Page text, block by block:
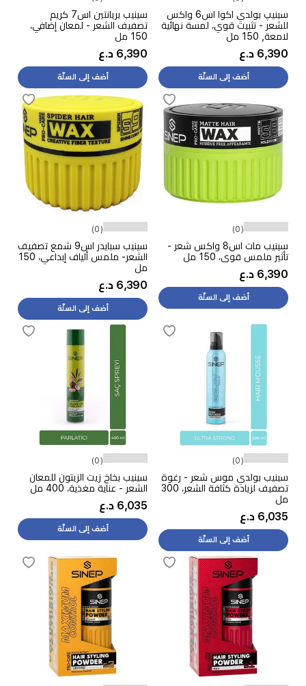
سينيپ بولدي اكوا اس6 واكس
للشعر - تثبيت قوي، لمسة نهائية
لامعة, 150 مل
6,390 د.ع
أضف إلى السلّة
سينيب بريانتين اس7 كريم
تصفيف الشعر - لمعان إضافي،
150 مل
6,390 د.ع
أضف إلى السلّة
(0)
سينيب مات اس8 واكس شعر -
تأثير ملمس قوي، 150 مل
6,390 د.ع
أضف إلى السلّة
(0)
سينيب سبايدر اس9 شمع تصفيف
الشعر- ملمس ألياف إبداعي، 150
مل
6,390 د.ع
أضف إلى السلّة
(0)
سينيب بولدي موس شعر - رغوة
تصفيف لزيادة كثافة الشعر، 300
مل
6,035 د.ع
أضف إلى السلّة
(0)
سينيب بخاخ زيت الزيتون للمعان
الشعر - عناية مغذية، 400 مل
6,035 د.ع
أضف إلى السلّة